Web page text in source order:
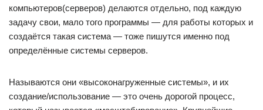
компьютеров(серверов) делаются отдельно, под каждую
задачу свои, мало того программы — для работы которых и
создаётся такая система — тоже пишутся именно под
определённые системы серверов.
Называются они «высоконагруженные системы», и их
создание/использование — это очень дорогой процесс,